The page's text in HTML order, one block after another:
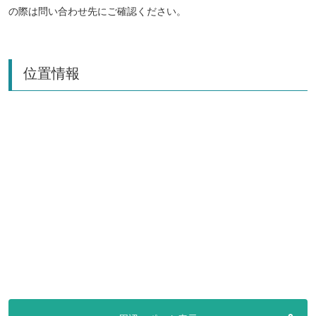
の際は問い合わせ先にご確認ください。
位置情報